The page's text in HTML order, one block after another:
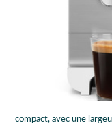
compact, avec une